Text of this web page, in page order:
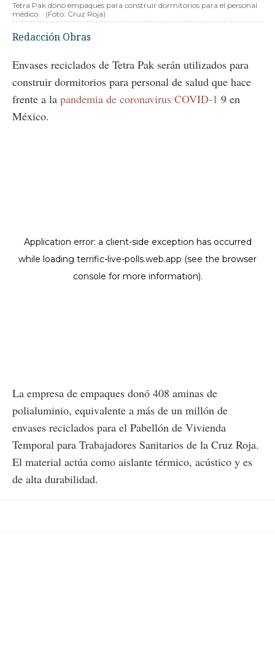
Tetra Pak donó empaques para construir dormitorios para el personal
médico.
(Foto: Cruz Roja)
Redacción Obras
Envases reciclados de Tetra Pak serán utilizados para
construir dormitorios para personal de salud que hace
frente a la pandemia de coronavirus COVID-1 9 en
México.
La empresa de empaques donó 408 aminas de
polialuminio, equivalente a más de un millón de
envases reciclados para el Pabellón de Vivienda
Temporal para Trabajadores Sanitarios de la Cruz Roja.
El material actúa como aislante térmico, acústico y es
de alta durabilidad.